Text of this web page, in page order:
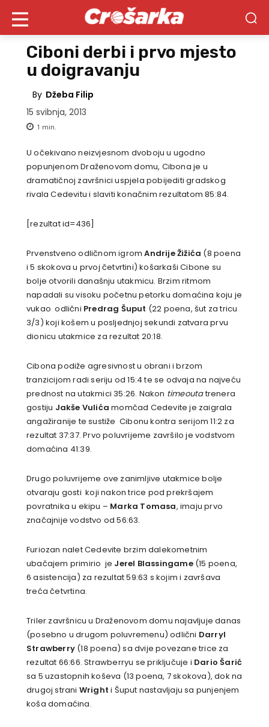
Ciboni derbi i prvo mjesto
u doigravanju
By Džeba Filip
15 svibnja, 2013
1 min.
U očekivano neizvjesnom dvoboju u ugodno
popunjenom Draženovom domu, Cibona je u
dramatičnoj završnici uspjela pobijediti gradskog
rivala Cedevitu i slaviti konačnim rezultatom 85:84.
[rezultat id=436]
Prvenstveno odličnom igromAndrije Žižića (8 poena
i 5 skokova u prvoj četvrtini) košarkaši Cibone su
bolje otvorili današnju utakmicu. Brzim ritmom
napadali su visoku početnu petorku domaćina koju je
vukao odlični Predrag Šuput (22 poena, šut za tricu
3/3) koji košem u posljednjoj sekundi zatvara prvu
dionicu utakmice za rezultat 20:18.
Cibona podiže agresivnost u obrani i brzom
tranzicijom radi seriju od 15:4 te se odvaja na najveću
prednost na utakmici 35:26. Nakon timeoutatrenera
gostiju Jakše Vulića momčad Cedevite je zaigrala
angažiranije te sustiže Cibonu kontra serijom 11:2 za
rezultat 37:37. Prvo poluvrijeme završilo je vodstvom
domaćina 41:39.
Drugo poluvrijeme ove zanimljive utakmice bolje
otvaraju gosti koji nakon trice pod prekršajem
povratnika u ekipu – Marka Tomasa, imaju prvo
značajnije vodstvo od 56:63.
Furiozan nalet Cedevite brzim dalekometnim
ubačajem primirio je Jerel Blassingame (15 poena,
6 asistencija) za rezultat 59:63 s kojim i završava
treća četvrtina.
Triler završnicu u Draženovom domu najavljuje danas
(posebno u drugom poluvremenu) odlični Darryl
Strawberry (18 poena) sa dvije povezane trice za
rezultat 66:66. Strawberryu se priključuje i Dario Šarić
sa 5 uzastopnih koševa (13 poena, 7 skokova), dok na
drugoj strani Wright i Šuput nastavljaju sa punjenjem
koša domaćina.